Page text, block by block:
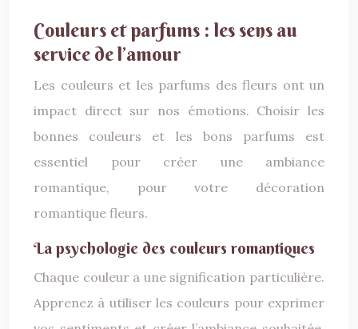
Couleurs et parfums : les sens au
service de l’amour
Les couleurs et les parfums des fleurs ont un
impact direct sur nos émotions. Choisir les
bonnes couleurs et les bons parfums est
essentiel pour créer une ambiance
romantique, pour votre décoration
romantique fleurs.
La psychologie des couleurs romantiques
Chaque couleur a une signification particulière.
Apprenez à utiliser les couleurs pour exprimer